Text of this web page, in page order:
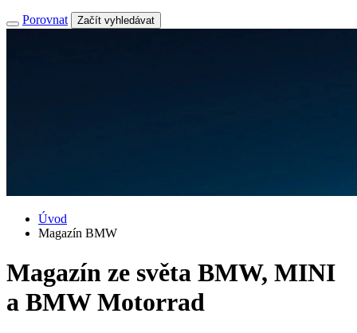
Porovnat Začít vyhledávat
Úvod
Magazín BMW
Magazín ze světa BMW, MINI
a BMW Motorrad